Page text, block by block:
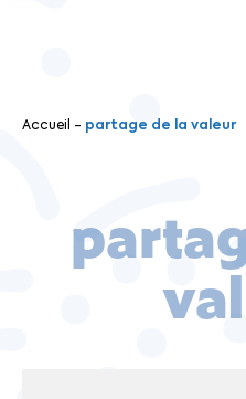
Accueil - partage de la valeur